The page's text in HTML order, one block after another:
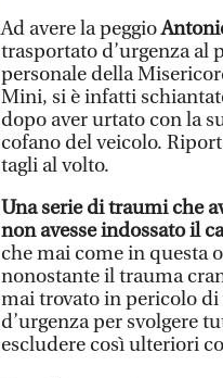
Ad avere la peggio
trasportato d’urgenza al
personale della
Mini, si è infatti
dopo aver urtato con la
cofano del veicolo.
tagli al volto.
Una serie di traumi che
non avesse indossato il
che mai come in questa
nonostante il trauma
mai trovato in pericolo
d’urgenza per svolgere
escludere così ulteriori